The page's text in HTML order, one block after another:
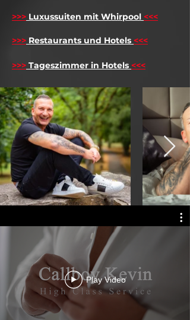
>>> Luxussuiten mit Whirpool <<<
>>> Restaurants und Hotels <<<
>>> Tageszimmer in Hotels <<<
Play Video